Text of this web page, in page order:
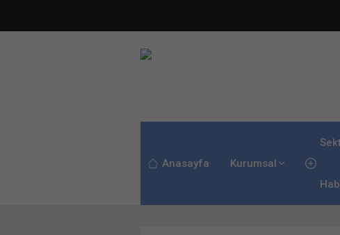
Anasayfa Kurumsal